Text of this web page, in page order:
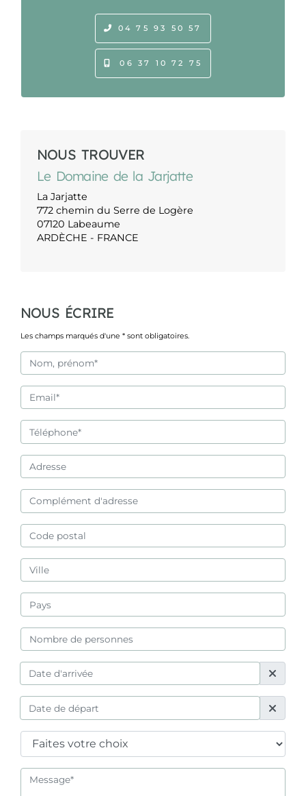
04 75 93 50 57
06 37 10 72 75
NOUS TROUVER
Le Domaine de la Jarjatte
La Jarjatte
772 chemin du Serre de Logère
07120 Labeaume
ARDÈCHE - FRANCE
NOUS ÉCRIRE
Les champs marqués d'une * sont obligatoires.